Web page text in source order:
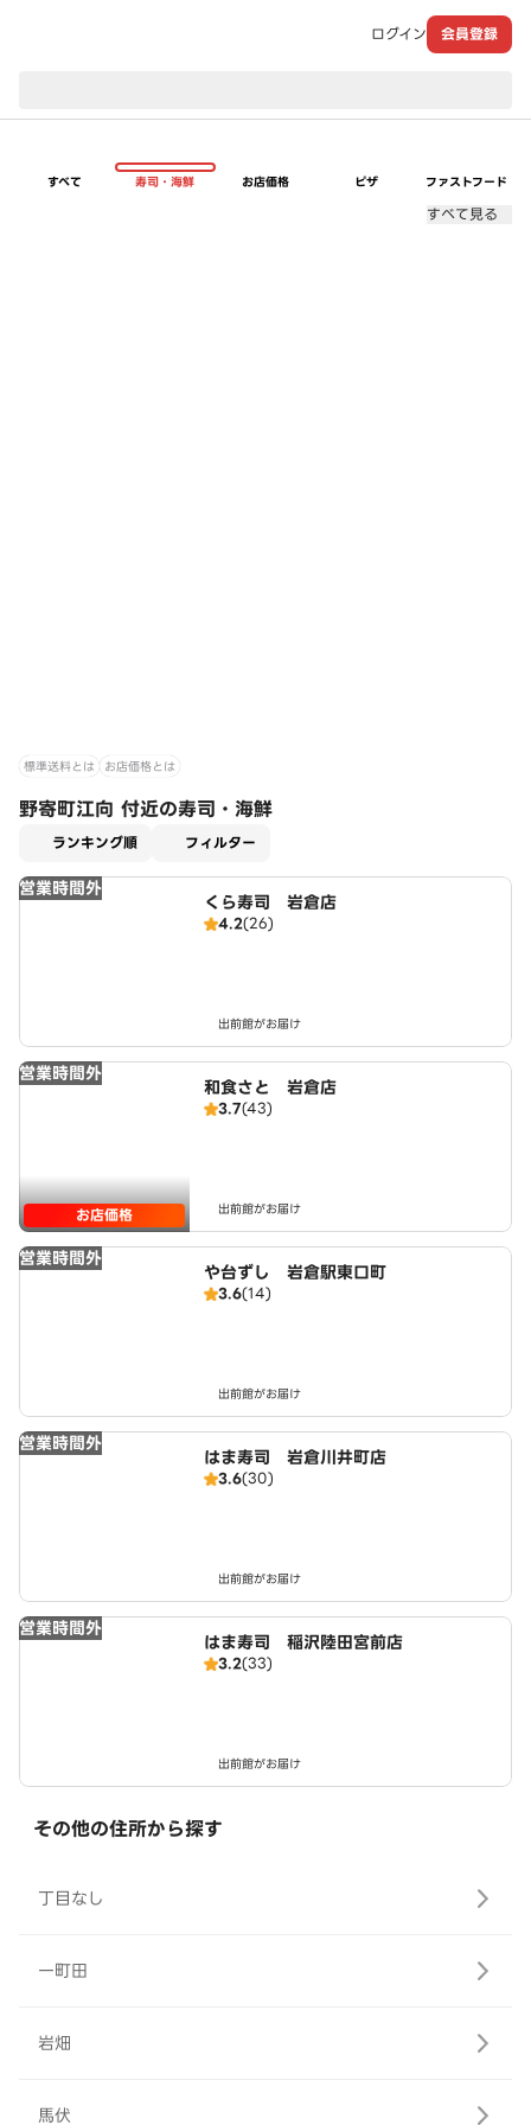
ログイン 会員登録
すべて 寿司・海鮮 お店価格 ピザ ファストフード
すべて見る
標準送料とは お店価格とは
野寄町江向 付近の寿司・海鮮
ランキング順 フィルター
営業時間外
くら寿司 岩倉店
4.2(26)
出前館がお届け
営業時間外
お店価格
和食さと 岩倉店
3.7(43)
出前館がお届け
営業時間外
や台ずし 岩倉駅東口町
3.6(14)
出前館がお届け
営業時間外
はま寿司 岩倉川井町店
3.6(30)
出前館がお届け
営業時間外
はま寿司 稲沢陸田宮前店
3.2(33)
出前館がお届け
その他の住所から探す
丁目なし
一町田
岩畑
馬伏